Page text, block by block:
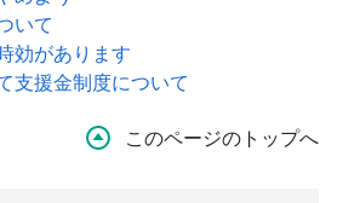
いて
効があります
支援金制度について
このページのトップへ